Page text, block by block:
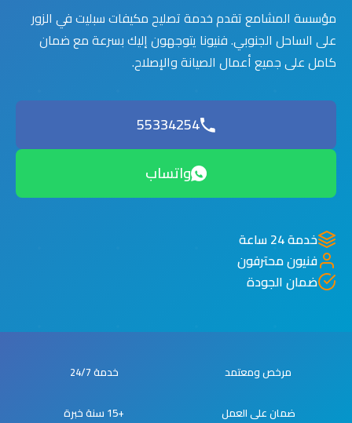
مؤسسة المشامع تقدم خدمة تصليح مكيفات سبليت في الزور
على الساحل الجنوبي. فنيونا يتوجهون إليك بسرعة مع ضمان
كامل على جميع أعمال الصيانة والإصلاح.
55334254
واتساب
خدمة 24 ساعة
فنيون محترفون
ضمان الجودة
مرخص ومعتمد خدمة 24/7
ضمان على العمل +15 سنة خبرة